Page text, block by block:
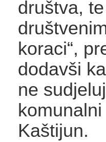
društva,
koraci“,
dodavši
ne
Kaštijun.